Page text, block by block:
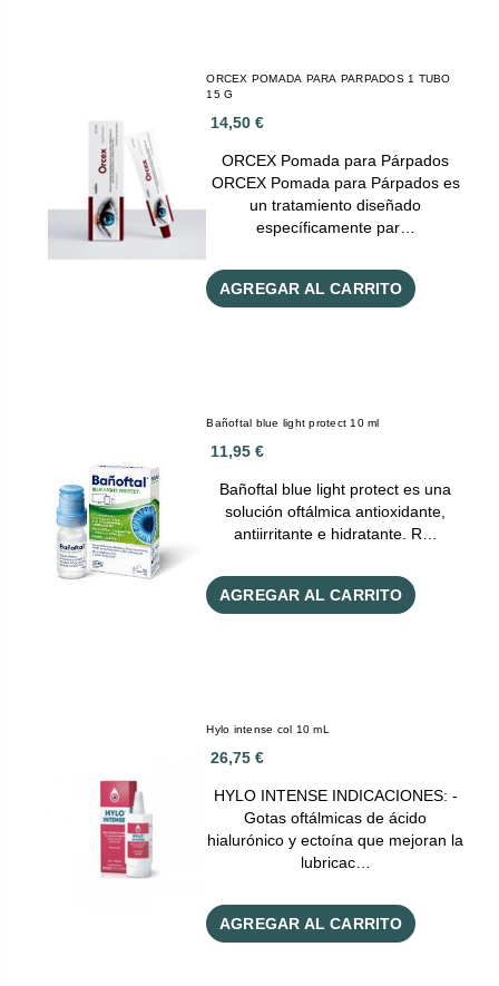
ORCEX POMADA PARA PARPADOS 1 TUBO
15 G
14,50 €
ORCEX Pomada para Párpados
ORCEX Pomada para Párpados es
un tratamiento diseñado
específicamente par…
AGREGAR AL CARRITO
Bañoftal blue light protect 10 ml
11,95 €
Bañoftal blue light protect es una
solución oftálmica antioxidante,
antiirritante e hidratante. R…
AGREGAR AL CARRITO
Hylo intense col 10 mL
26,75 €
HYLO INTENSE INDICACIONES: -
Gotas oftálmicas de ácido
hialurónico y ectoína que mejoran la
lubricac…
AGREGAR AL CARRITO